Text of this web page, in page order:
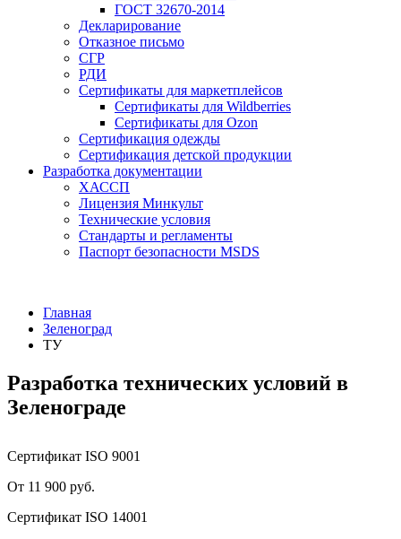
ГОСТ 32670-2014
Декларирование
Отказное письмо
СГР
РДИ
Сертификаты для маркетплейсов
Сертификаты для Wildberries
Сертификаты для Ozon
Сертификация одежды
Сертификация детской продукции
Разработка документации
ХАССП
Лицензия Минкульт
Технические условия
Стандарты и регламенты
Паспорт безопасности MSDS
Главная
Зеленоград
ТУ
Разработка технических условий в
Зеленограде
Сертификат ISO 9001
От 11 900 руб.
Сертификат ISO 14001